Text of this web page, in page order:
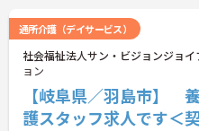
通所介護（デイサービス）
社会福祉法人サン・ビジョンジョイ
ョン
【岐阜県／羽島市】
護スタッフ求人です＜